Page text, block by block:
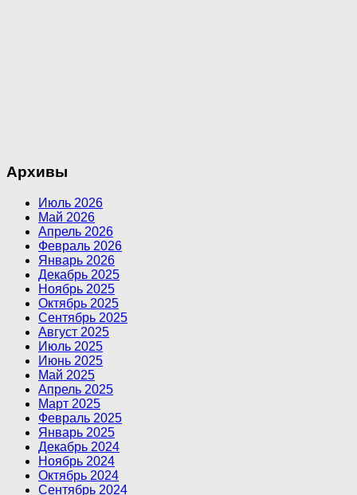
Архивы
Июль 2026
Май 2026
Апрель 2026
Февраль 2026
Январь 2026
Декабрь 2025
Ноябрь 2025
Октябрь 2025
Сентябрь 2025
Август 2025
Июль 2025
Июнь 2025
Май 2025
Апрель 2025
Март 2025
Февраль 2025
Январь 2025
Декабрь 2024
Ноябрь 2024
Октябрь 2024
Сентябрь 2024